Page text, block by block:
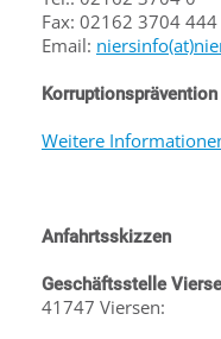
Fax: 02162 3704 444
Email:
Weitere
Anfahrtsskizzen
Geschäftsstelle
41747 Viersen: